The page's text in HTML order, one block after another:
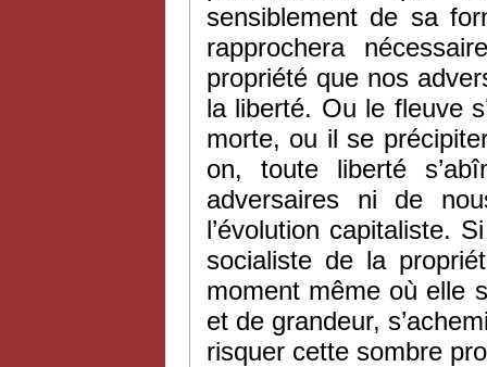
sensiblement de sa
rapprochera
propriété que nos
la liberté. Ou le fleuve
morte, ou il se
on, toute liberté
adversaires ni de
l’évolution capitaliste.
socialiste de la
moment même où elle
et de grandeur,
risquer cette sombre